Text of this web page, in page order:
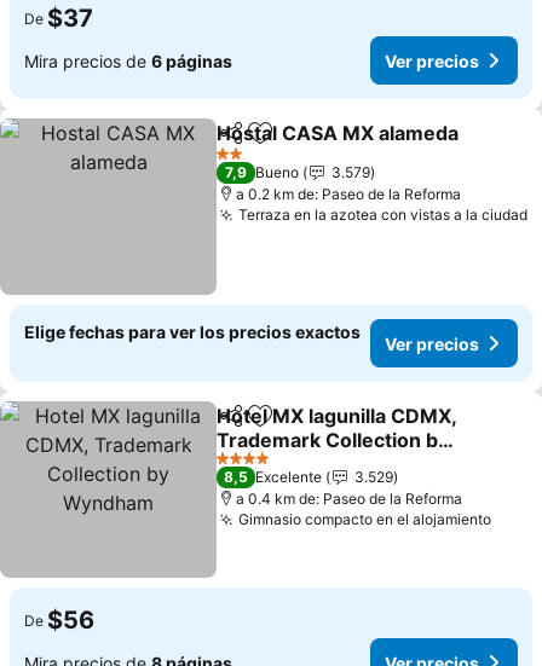
De $37
Mira precios de 6 páginas Ver precios
CompartirAgregar a favoritos
Hostal CASA MX alameda
2 Estrellas
7,9 Bueno
3.579
a 0.2 km de: Paseo de la Reforma
Terraza en la azotea con vistas a la ciudad
Elige fechas para ver los precios exactos
Ver precios
CompartirAgregar a favoritos
Hotel MX lagunilla CDMX,
Trademark Collection by
Wyndham
Ver precios
4 Estrellas
8,5 Excelente
3.529
a 0.4 km de: Paseo de la Reforma
Gimnasio compacto en el alojamientoVer
De $56